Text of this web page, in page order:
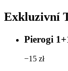
Exkluzivní
Pierogi
−15 zł